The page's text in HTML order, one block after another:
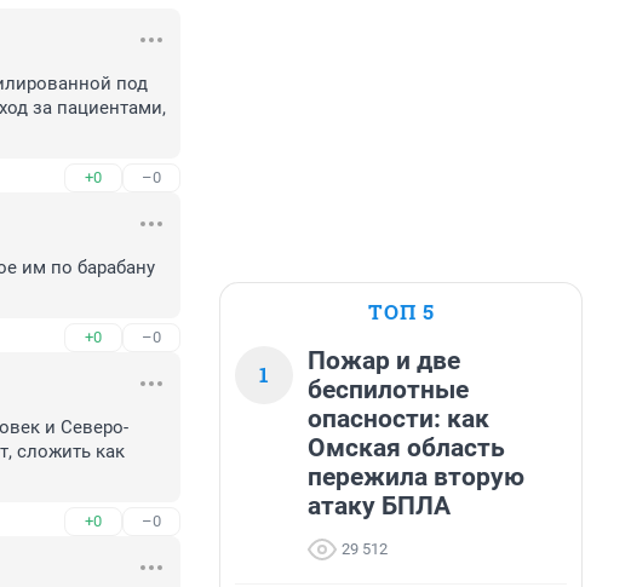
под
за пациентами,
+0 –0
им по барабану
+0 –0
и Северо-
сложить как
+0 –0
ТОП 5
1
Пожар и две
беспилотные
опасности: как
Омская область
пережила вторую
атаку БПЛА
29 512